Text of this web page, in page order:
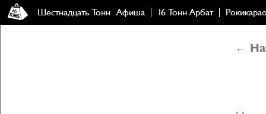
Шестнадцать Тонн Афиша 16 Тонн Арбат
←